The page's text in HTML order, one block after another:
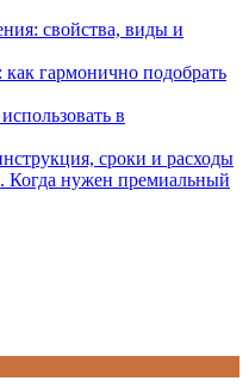
свойства, виды и
гармонично подобрать
в
сроки и расходы
Когда нужен премиальный